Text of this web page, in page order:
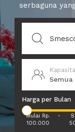
serbaguna
Semua
Harga per Bulan
Mulai Rp.
100.000
-